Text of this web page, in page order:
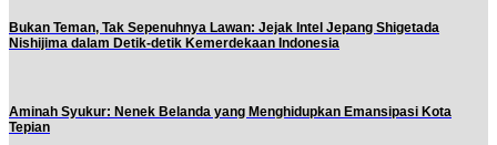
Bukan Teman, Tak Sepenuhnya Lawan: Jejak Intel Jepang Shigetada
Nishijima dalam Detik-detik Kemerdekaan Indonesia
Aminah Syukur: Nenek Belanda yang Menghidupkan Emansipasi Kota
Tepian